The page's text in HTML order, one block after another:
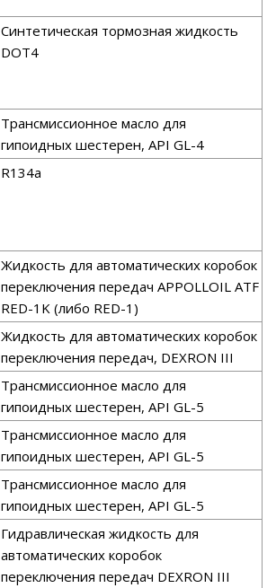
Синтетическая тормозная жидкость
DOT4
Трансмиссионное масло для
гипоидных шестерен, API GL-4
R134a
Жидкость для автоматических коробок
переключения передач APPOLLOIL ATF
RED-1K (либо RED-1)
Жидкость для автоматических коробок
переключения передач, DEXRON III
Трансмиссионное масло для
гипоидных шестерен, API GL-5
Трансмиссионное масло для
гипоидных шестерен, API GL-5
Трансмиссионное масло для
гипоидных шестерен, API GL-5
Гидравлическая жидкость для
автоматических коробок
переключения передач DEXRON III